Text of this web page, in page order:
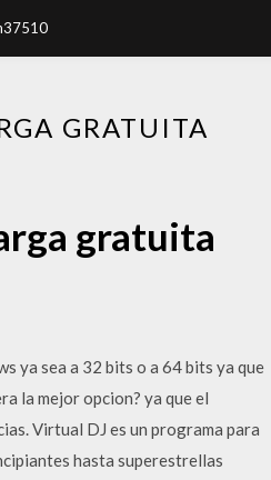
GRATUITA
gratuita
ya sea a 32 bits o a 64 bits ya que
la mejor opcion? ya que el
Virtual DJ es un programa para
hasta superestrellas